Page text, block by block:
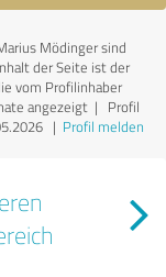
Mödinger sind
der Seite ist der
vom Profilinhaber
angezeigt | Profil
| Profil melden